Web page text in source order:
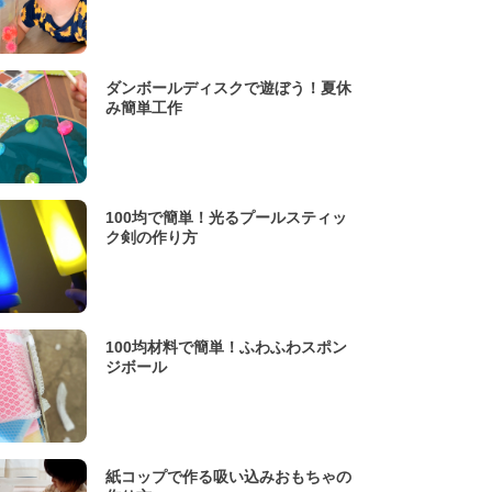
ダンボールディスクで遊ぼう！夏休
み簡単工作
100均で簡単！光るプールスティッ
ク剣の作り方
100均材料で簡単！ふわふわスポン
ジボール
紙コップで作る吸い込みおもちゃの